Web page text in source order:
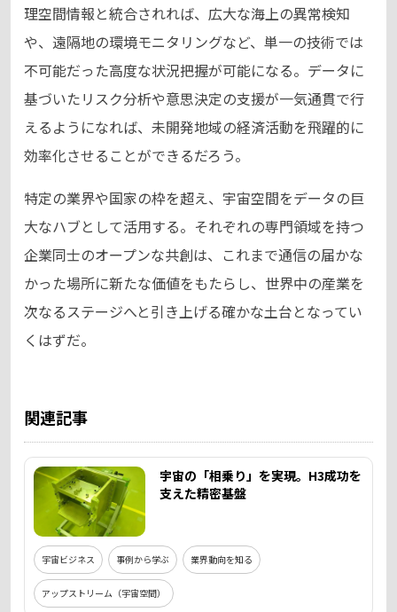
理空間情報と統合されれば、広大な海上の異常検知
や、遠隔地の環境モニタリングなど、単一の技術では
不可能だった高度な状況把握が可能になる。データに
基づいたリスク分析や意思決定の支援が一気通貫で行
えるようになれば、未開発地域の経済活動を飛躍的に
効率化させることができるだろう。
特定の業界や国家の枠を超え、宇宙空間をデータの巨
大なハブとして活用する。それぞれの専門領域を持つ
企業同士のオープンな共創は、これまで通信の届かな
かった場所に新たな価値をもたらし、世界中の産業を
次なるステージへと引き上げる確かな土台となってい
くはずだ。
関連記事
宇宙の「相乗り」を実現。H3成功を
支えた精密基盤
宇宙ビジネス 事例から学ぶ 業界動向を知る
アップストリーム（宇宙空間）